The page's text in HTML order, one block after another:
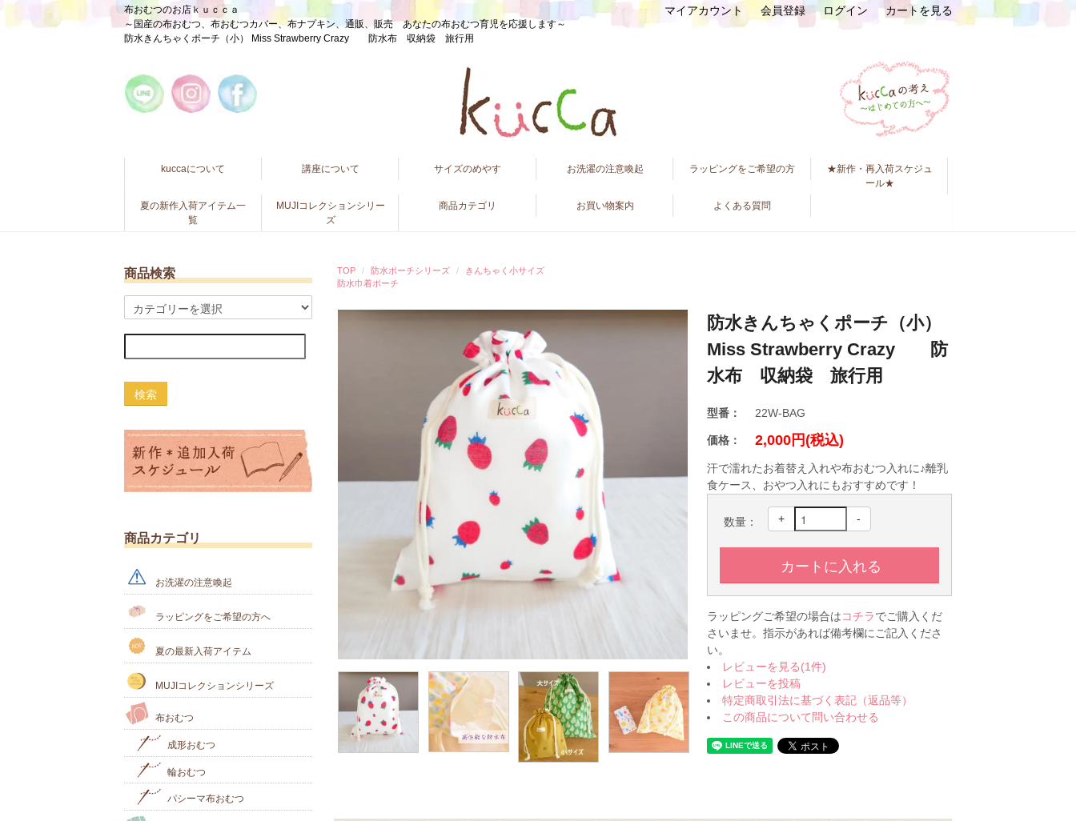
布おむつのお店ｋｕｃｃａ
～国産の布おむつ、布おむつカバー、布ナプキン、通販、販売 あなたの布おむつ育児を応援します～
防水きんちゃくポーチ（小） Miss Strawberry Crazy 防水布 収納袋 旅行用
マイアカウント 会員登録 ログイン カートを見る
kuccaについて 講座について サイズのめやす お洗濯の注意喚起 ラッピングをご希望の方
★新作・再入荷スケジュ
ール★
夏の新作入荷アイテム一
覧
MUJIコレクションシリー
ズ
商品カテゴリ お買い物案内 よくある質問
TOP 防水ポーチシリーズ
きんちゃく小サイズ
防水巾着ポーチ
防水きんちゃくポーチ（小）
Miss Strawberry Crazy 防
水布 収納袋 旅行用
型番： 22W-BAG
価格： 2,000円(税込)
汗で濡れたお着替え入れや布おむつ入れに♪離乳
食ケース、おやつ入れにもおすすめです！
数量： + -
ラッピングご希望の場合はコチラでご購入くだ
さいませ。指示があれば備考欄にご記入くださ
い。
レビューを見る(1件)
レビューを投稿
特定商取引法に基づく表記（返品等）
この商品について問い合わせる
商品検索
検索
商品カテゴリ
お洗濯の注意喚起
ラッピングをご希望の方へ
夏の最新入荷アイテム
MUJIコレクションシリーズ
布おむつ
成形おむつ
輪おむつ
パシーマ布おむつ